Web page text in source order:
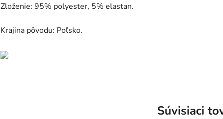
Zloženie: 95% polyester, 5% elastan.
Krajina pôvodu: Poľsko.
Súvisiaci